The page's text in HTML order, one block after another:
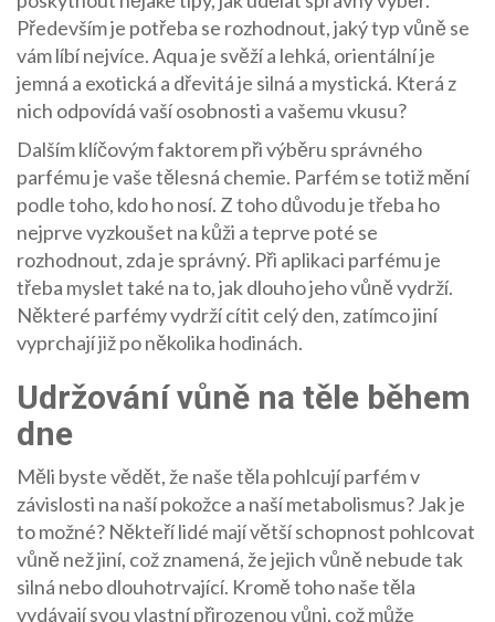
Především je potřeba se rozhodnout, jaký typ vůně se
vám líbí nejvíce. Aqua je svěží a lehká, orientální je
jemná a exotická a dřevitá je silná a mystická. Která z
nich odpovídá vaší osobnosti a vašemu vkusu?
Dalším klíčovým faktorem při výběru správného
parfému je vaše tělesná chemie. Parfém se totiž mění
podle toho, kdo ho nosí. Z toho důvodu je třeba ho
nejprve vyzkoušet na kůži a teprve poté se
rozhodnout, zda je správný. Při aplikaci parfému je
třeba myslet také na to, jak dlouho jeho vůně vydrží.
Některé parfémy vydrží cítit celý den, zatímco jiní
vyprchají již po několika hodinách.
Udržování vůně na těle během
dne
Měli byste vědět, že naše těla pohlcují parfém v
závislosti na naší pokožce a naší metabolismus? Jak je
to možné? Někteří lidé mají větší schopnost pohlcovat
vůně než jiní, což znamená, že jejich vůně nebude tak
silná nebo dlouhotrvající. Kromě toho naše těla
vydávají svou vlastní přirozenou vůni, což může